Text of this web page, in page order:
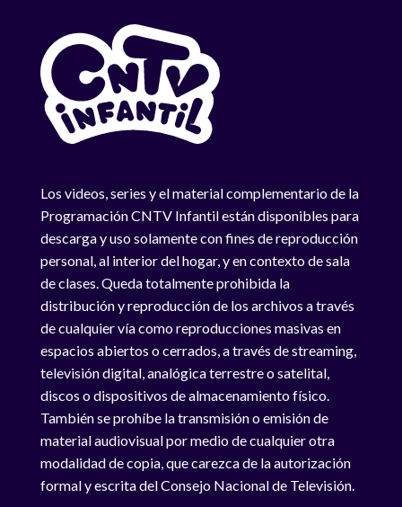
Los videos, series y el material complementario de la
Programación CNTV Infantil están disponibles para
descarga y uso solamente con fines de reproducción
personal, al interior del hogar, y en contexto de sala
de clases. Queda totalmente prohibida la
distribución y reproducción de los archivos a través
de cualquier vía como reproducciones masivas en
espacios abiertos o cerrados, a través de streaming,
televisión digital, analógica terrestre o satelital,
discos o dispositivos de almacenamiento físico.
También se prohíbe la transmisión o emisión de
material audiovisual por medio de cualquier otra
modalidad de copia, que carezca de la autorización
formal y escrita del Consejo Nacional de Televisión.